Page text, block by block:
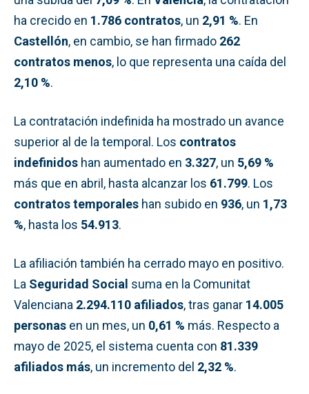
ha crecido en 1.786 contratos, un 2,91 %. En
Castellón, en cambio, se han firmado 262
contratos menos, lo que representa una caída del
2,10 %.
La contratación indefinida ha mostrado un avance
superior al de la temporal. Los contratos
indefinidos han aumentado en 3.327, un 5,69 %
más que en abril, hasta alcanzar los 61.799. Los
contratos temporales han subido en 936, un 1,73
%, hasta los 54.913.
La afiliación también ha cerrado mayo en positivo.
La Seguridad Social suma en la Comunitat
Valenciana 2.294.110 afiliados, tras ganar 14.005
personas en un mes, un 0,61 % más. Respecto a
mayo de 2025, el sistema cuenta con 81.339
afiliados más, un incremento del 2,32 %.